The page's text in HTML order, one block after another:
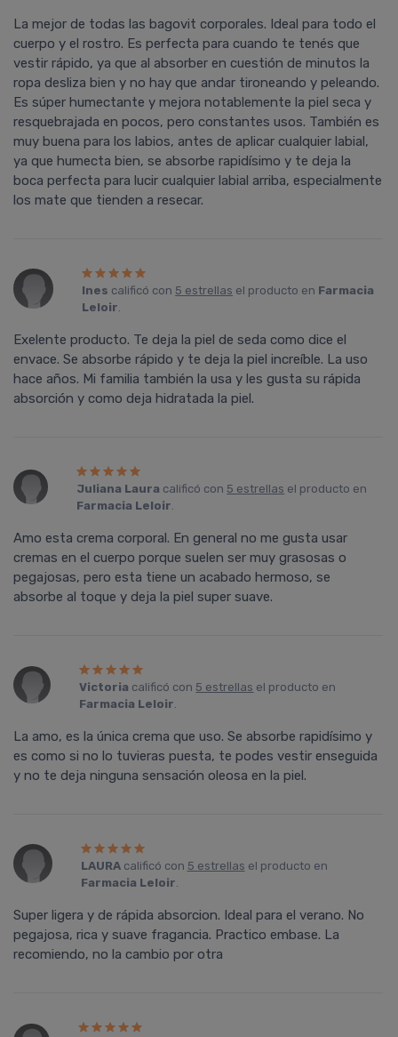
La mejor de todas las bagovit corporales. Ideal para todo el
cuerpo y el rostro. Es perfecta para cuando te tenés que
vestir rápido, ya que al absorber en cuestión de minutos la
ropa desliza bien y no hay que andar tironeando y peleando.
Es súper humectante y mejora notablemente la piel seca y
resquebrajada en pocos, pero constantes usos. También es
muy buena para los labios, antes de aplicar cualquier labial,
ya que humecta bien, se absorbe rapidí­simo y te deja la
boca perfecta para lucir cualquier labial arriba, especialmente
los mate que tienden a resecar.
Ines calificó con 5 estrellas el producto en Farmacia
Leloir.
Exelente producto. Te deja la piel de seda como dice el
envace. Se absorbe rápido y te deja la piel increíble. La uso
hace años. Mi familia también la usa y les gusta su rápida
absorción y como deja hidratada la piel.
Juliana Laura calificó con 5 estrellas el producto en
Farmacia Leloir.
Amo esta crema corporal. En general no me gusta usar
cremas en el cuerpo porque suelen ser muy grasosas o
pegajosas, pero esta tiene un acabado hermoso, se
absorbe al toque y deja la piel super suave.
Victoria calificó con 5 estrellas el producto en
Farmacia Leloir.
La amo, es la única crema que uso. Se absorbe rapidísimo y
es como si no lo tuvieras puesta, te podes vestir enseguida
y no te deja ninguna sensación oleosa en la piel.
LAURAcalificó con 5 estrellas el producto en
Farmacia Leloir.
Super ligera y de rápida absorcion. Ideal para el verano. No
pegajosa, rica y suave fragancia. Practico embase. La
recomiendo, no la cambio por otra